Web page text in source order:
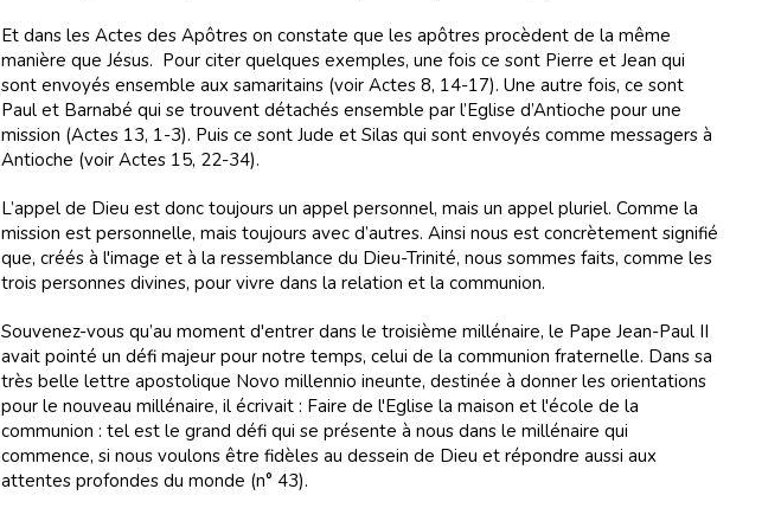
Et dans les Actes des Apôtres on constate que les apôtres procèdent de la même
manière que Jésus. Pour citer quelques exemples, une fois ce sont Pierre et Jean qui
sont envoyés ensemble aux samaritains (voir Actes 8, 14-17). Une autre fois, ce sont
Paul et Barnabé qui se trouvent détachés ensemble par l’Eglise d’Antioche pour une
mission (Actes 13, 1-3). Puis ce sont Jude et Silas qui sont envoyés comme messagers à
Antioche (voir Actes 15, 22-34).
L’appel de Dieu est donc toujours un appel personnel, mais un appel pluriel. Comme la
mission est personnelle, mais toujours avec d’autres. Ainsi nous est concrètement signifié
que, créés à l'image et à la ressemblance du Dieu-Trinité, nous sommes faits, comme les
trois personnes divines, pour vivre dans la relation et la communion.
Souvenez-vous qu’au moment d'entrer dans le troisième millénaire, le Pape Jean-Paul II
avait pointé un défi majeur pour notre temps, celui de la communion fraternelle. Dans sa
très belle lettre apostolique Novo millennio ineunte, destinée à donner les orientations
pour le nouveau millénaire, il écrivait : Faire de l'Eglise la maison et l'école de la
communion : tel est le grand défi qui se présente à nous dans le millénaire qui
commence, si nous voulons être fidèles au dessein de Dieu et répondre aussi aux
attentes profondes du monde (n° 43).